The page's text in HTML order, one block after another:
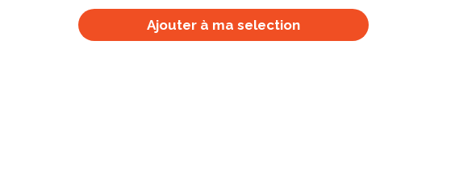
Ajouter à ma selection